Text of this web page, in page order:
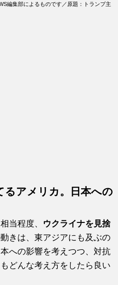
編集部によるものです／原題：トランプ主
るアメリカ。日本への
当程度、 ウクライナを見捨
きは、東アジアにも及ぶの
への影響を考えつつ、対抗
どんな考え方をしたら良い